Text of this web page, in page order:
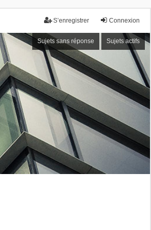
Connexion
S’enregistrer
Sujets sans réponse Sujets actifs